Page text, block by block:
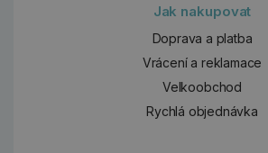
Jak nakupovat
Doprava a platba
Vrácení a reklamace
Velkoobchod
Rychlá objednávka